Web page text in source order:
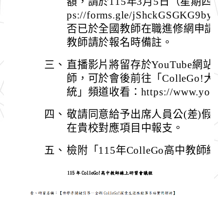
ps://forms.gle/
否已於全國教師在職進修網申
教師請於報名時備註。
三、 直播影片將留存於YouTube網
師，可於會後前往「ColleGo!
統」頻道收看：https://
四、 敬請同意給予出席人員公(差)假
在貴校對應項目中報支。
五、 檢附「115年ColleGo高中教師